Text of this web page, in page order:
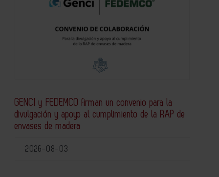
GENCI y FEDEMCO firman un convenio para la
divulgación y apoyo al cumplimiento de la RAP de
envases de madera
2026-08-03